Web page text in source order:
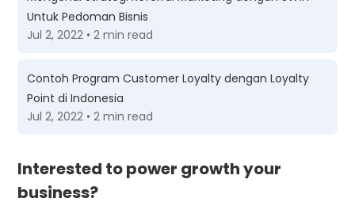
Untuk Pedoman Bisnis
Jul 2, 2022 • 2 min read
Contoh Program Customer Loyalty dengan Loyalty
Point di Indonesia
Jul 2, 2022 • 2 min read
Interested to power growth your
business?